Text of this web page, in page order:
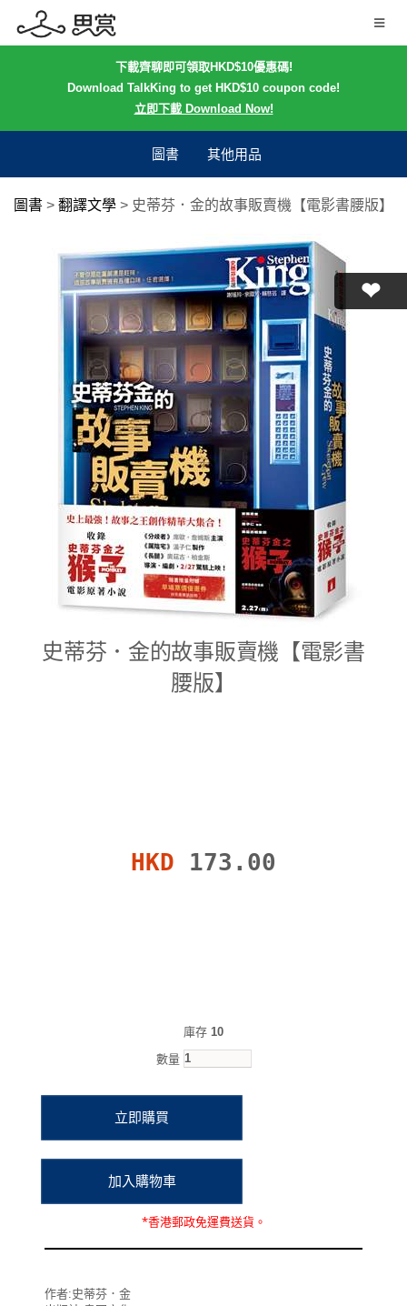
下載齊聊即可領取HKD$10優惠碼!
Download TalkKing to get HKD$10 coupon code!
立即下載 Download Now!
圖書 其他用品
圖書 > 翻譯文學 > 史蒂芬．金的故事販賣機【電影書腰版】
史蒂芬．金的故事販賣機【電影書
腰版】
HKD 173.00
庫存 10
數量
*香港郵政免運費送貨。
作者:史蒂芬．金